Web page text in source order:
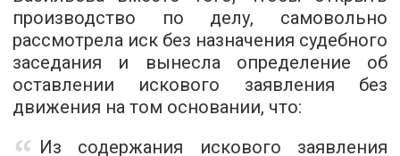
производство по делу, самовольно
рассмотрела иск без назначения судебного
заседания и вынесла определение об
оставлении искового заявления без
движения на том основании, что:
Из содержания искового заявления